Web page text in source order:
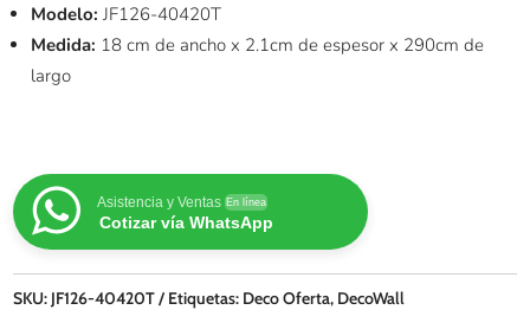
Modelo: JF126-40420T
Medida: 18 cm de ancho x 2.1cm de espesor x 290cm de
largo
Asistencia y Ventas En línea
Cotizar vía WhatsApp
SKU: JF126-40420T Etiquetas: Deco Oferta, DecoWall